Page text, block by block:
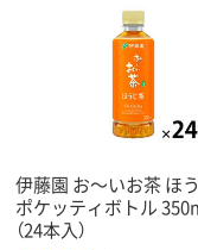
伊藤園 お～いお茶 ほ
ポケッティボトル
（24本入）